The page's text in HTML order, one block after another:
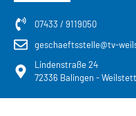
07433 / 9119050
geschaeftsstelle@tv-
Lindenstraße 24
72336 Balingen -